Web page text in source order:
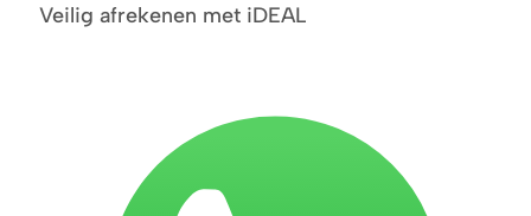
Veilig afrekenen met iDEAL